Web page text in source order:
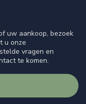
uw aankoop, bezoek
u onze
vragen en
te komen.